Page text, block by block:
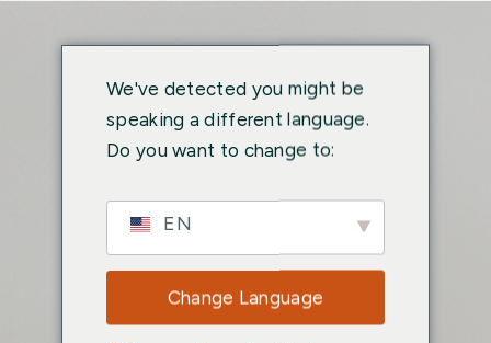
We've detected you might be
speaking a different language.
Do you want to change to:
EN
Change Language